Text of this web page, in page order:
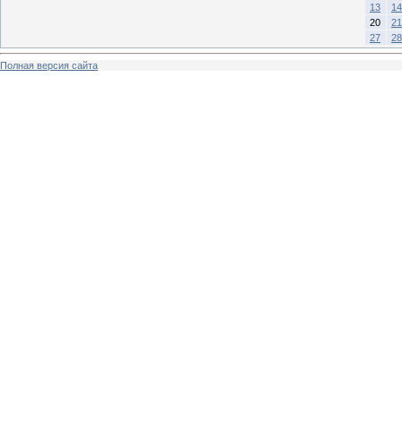
13
14
20
21
27
28
Полная версия сайта